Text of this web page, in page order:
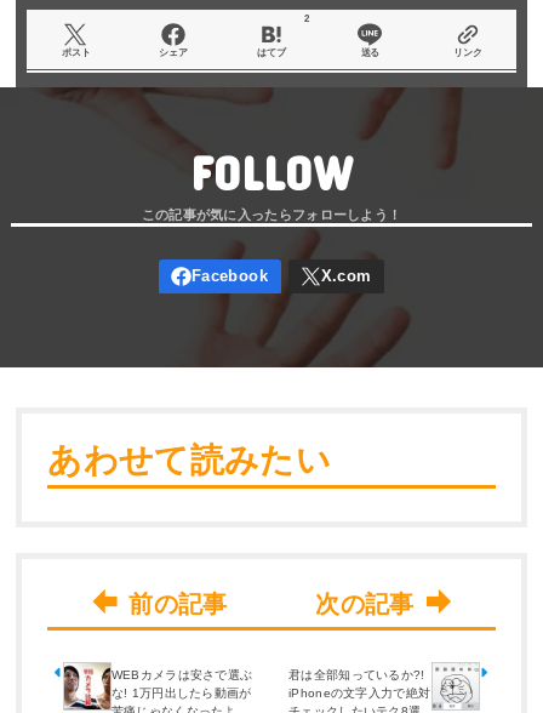
ポスト シェア はてブ
2
送る リンク
FOLLOW
あわせて読みたい
WEBカメラは安さで選ぶ
な! 1万円出したら動画が
君は全部知っているか?!
iPhoneの文字入力で絶対